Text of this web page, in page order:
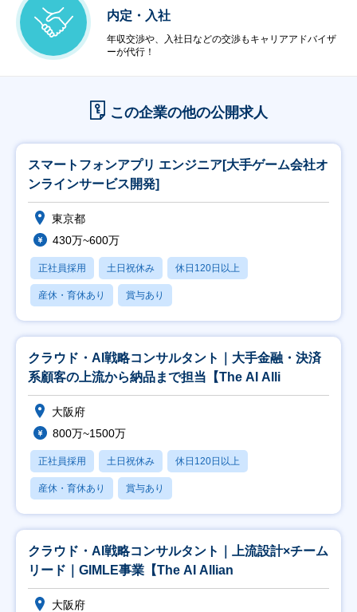
内定・入社
年収交渉や、入社日などの交渉もキャリアアドバイザ
ーが代行！
この企業の他の公開求人
スマートフォンアプリ エンジニア[大手ゲーム会社オ
ンラインサービス開発]
東京都
430万~600万
正社員採用 土日祝休み 休日120日以上
産休・育休あり 賞与あり
クラウド・AI戦略コンサルタント｜大手金融・決済
系顧客の上流から納品まで担当【The AI Alli
大阪府
800万~1500万
正社員採用 土日祝休み 休日120日以上
産休・育休あり 賞与あり
クラウド・AI戦略コンサルタント｜上流設計×チーム
リード｜GIMLE事業【The AI Allian
大阪府